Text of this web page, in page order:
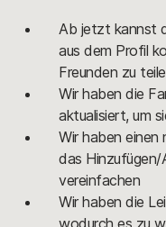
Ab jetzt kannst
aus dem Profil
Freunden zu
Wir haben die
aktualisiert, um
Wir haben einen
das Hinzufügen/
vereinfachen
Wir haben die